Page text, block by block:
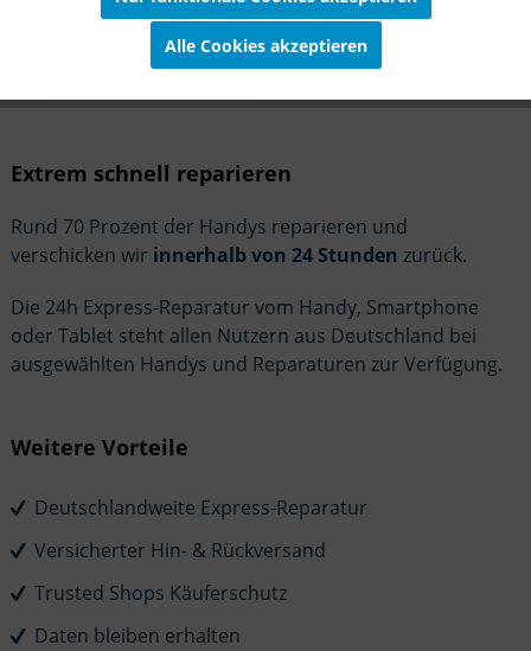
Extrem schnell reparieren
Rund 70 Prozent der Handys reparieren und
verschicken wir innerhalb von 24 Stunden zurück.
Die 24h Express-Reparatur vom Handy, Smartphone
oder Tablet steht allen Nutzern aus Deutschland bei
ausgewählten Handys und Reparaturen zur Verfügung.
Weitere Vorteile
Deutschlandweite Express-Reparatur
Versicherter Hin- & Rückversand
Trusted Shops Käuferschutz
Daten bleiben erhalten
Alle Cookies akzeptieren